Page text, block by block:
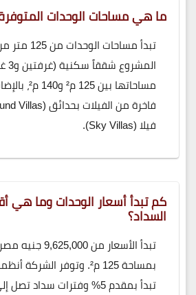
ما هي مساحات الوحدات
تبدأ مساحات
مساحاتها بين
فيلا (Sky Villas).
كم تبدأ أسعار الوحدات وما هي
السداد؟
تبدأ الأسعار من
بمساحة 125 م². وتوفر